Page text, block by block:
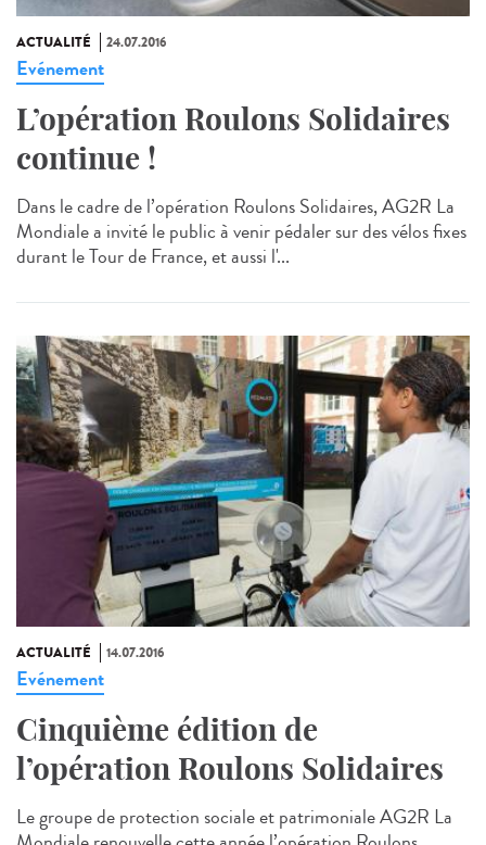
ACTUALITÉ 24.07.2016
Evénement
L’opération Roulons Solidaires
continue !
Dans le cadre de l’opération Roulons Solidaires, AG2R La
Mondiale a invité le public à venir pédaler sur des vélos fixes
durant le Tour de France, et aussi l'...
ACTUALITÉ 14.07.2016
Evénement
Cinquième édition de
l’opération Roulons Solidaires
Le groupe de protection sociale et patrimoniale AG2R La